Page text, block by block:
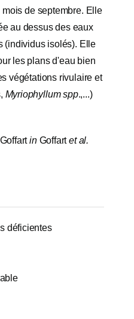
de septembre. Elle
au dessus des eaux
(individus isolés). Elle
les plans d'eau bien
végétations rivulaire et
Myriophyllum spp.,...)
inGoffartet al.
déficientes